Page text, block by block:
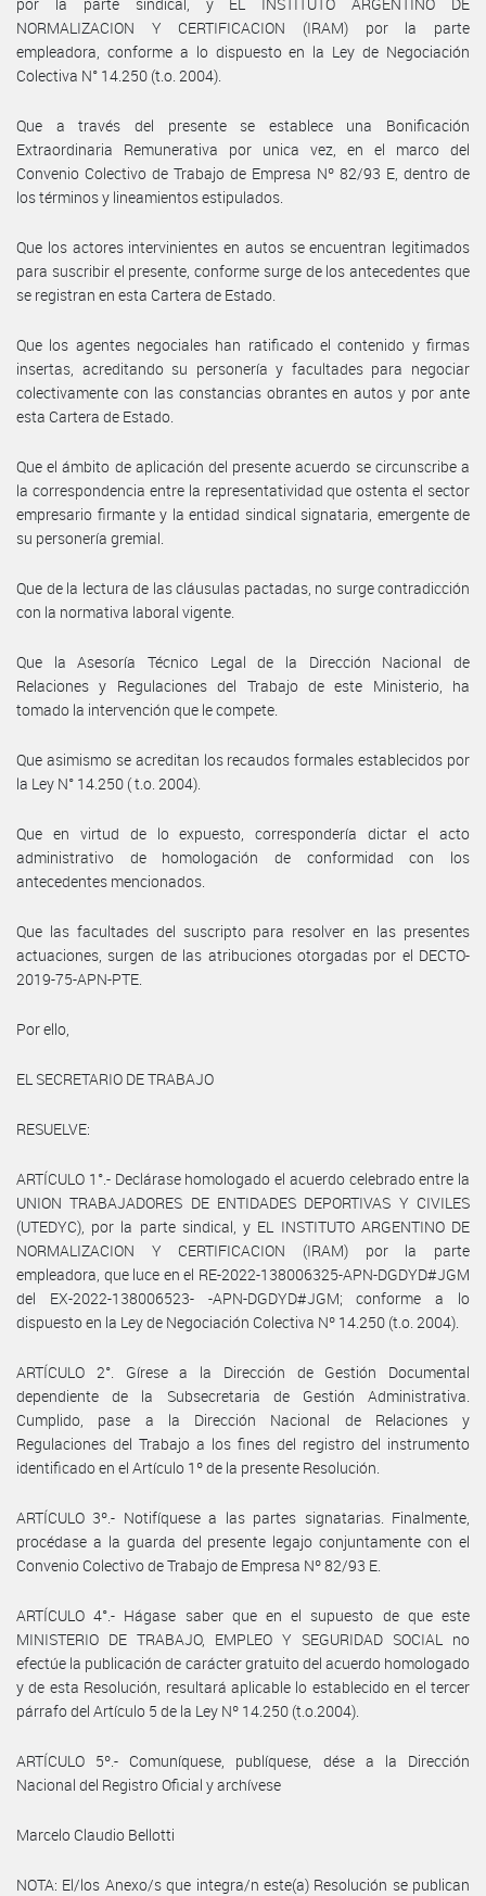
NORMALIZACION Y CERTIFICACION (IRAM) por la parte
empleadora, conforme a lo dispuesto en la Ley de Negociación
Colectiva N° 14.250 (t.o. 2004).
Que a través del presente se establece una Bonificación
Extraordinaria Remunerativa por unica vez, en el marco del
Convenio Colectivo de Trabajo de Empresa Nº 82/93 E, dentro de
los términos y lineamientos estipulados.
Que los actores intervinientes en autos se encuentran legitimados
para suscribir el presente, conforme surge de los antecedentes que
se registran en esta Cartera de Estado.
Que los agentes negociales han ratificado el contenido y firmas
insertas, acreditando su personería y facultades para negociar
colectivamente con las constancias obrantes en autos y por ante
esta Cartera de Estado.
Que el ámbito de aplicación del presente acuerdo se circunscribe a
la correspondencia entre la representatividad que ostenta el sector
empresario firmante y la entidad sindical signataria, emergente de
su personería gremial.
Que de la lectura de las cláusulas pactadas, no surge contradicción
con la normativa laboral vigente.
Que la Asesoría Técnico Legal de la Dirección Nacional de
Relaciones y Regulaciones del Trabajo de este Ministerio, ha
tomado la intervención que le compete.
Que asimismo se acreditan los recaudos formales establecidos por
la Ley N° 14.250 ( t.o. 2004).
Que en virtud de lo expuesto, correspondería dictar el acto
administrativo de homologación de conformidad con los
antecedentes mencionados.
Que las facultades del suscripto para resolver en las presentes
actuaciones, surgen de las atribuciones otorgadas por el DECTO-
2019-75-APN-PTE.
Por ello,
EL SECRETARIO DE TRABAJO
RESUELVE:
ARTÍCULO 1°.- Declárase homologado el acuerdo celebrado entre la
UNION TRABAJADORES DE ENTIDADES DEPORTIVAS Y CIVILES
(UTEDYC), por la parte sindical, y EL INSTITUTO ARGENTINO DE
NORMALIZACION Y CERTIFICACION (IRAM) por la parte
empleadora, que luce en el RE-2022-138006325-APN-DGDYD#JGM
del EX-2022-138006523- -APN-DGDYD#JGM; conforme a lo
dispuesto en la Ley de Negociación Colectiva Nº 14.250 (t.o. 2004).
ARTÍCULO 2°. Gírese a la Dirección de Gestión Documental
dependiente de la Subsecretaria de Gestión Administrativa.
Cumplido, pase a la Dirección Nacional de Relaciones y
Regulaciones del Trabajo a los fines del registro del instrumento
identificado en el Artículo 1º de la presente Resolución.
ARTÍCULO 3º.- Notifíquese a las partes signatarias. Finalmente,
procédase a la guarda del presente legajo conjuntamente con el
Convenio Colectivo de Trabajo de Empresa Nº 82/93 E.
ARTÍCULO 4°.- Hágase saber que en el supuesto de que este
MINISTERIO DE TRABAJO, EMPLEO Y SEGURIDAD SOCIAL no
efectúe la publicación de carácter gratuito del acuerdo homologado
y de esta Resolución, resultará aplicable lo establecido en el tercer
párrafo del Artículo 5 de la Ley Nº 14.250 (t.o.2004).
ARTÍCULO 5º.- Comuníquese, publíquese, dése a la Dirección
Nacional del Registro Oficial y archívese
Marcelo Claudio Bellotti
NOTA: El/los Anexo/s que integra/n este(a) Resolución se publican